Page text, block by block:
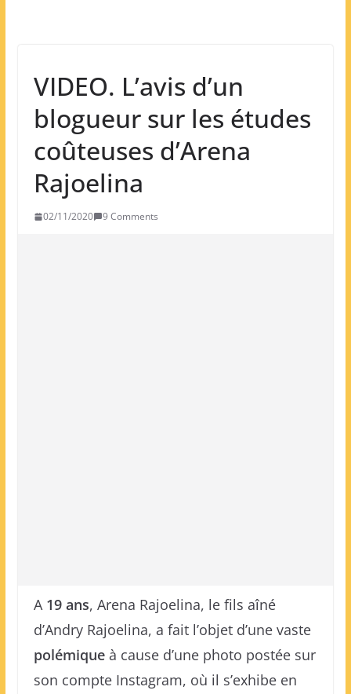
VIDEO. L’avis d’un
blogueur sur les études
coûteuses d’Arena
Rajoelina
02/11/2020 9 Comments
A 19 ans, Arena Rajoelina, le fils aîné
d’Andry Rajoelina, a fait l’objet d’une vaste
polémiqueà cause d’une photo postée sur
son compte Instagram, où il s’exhibe en